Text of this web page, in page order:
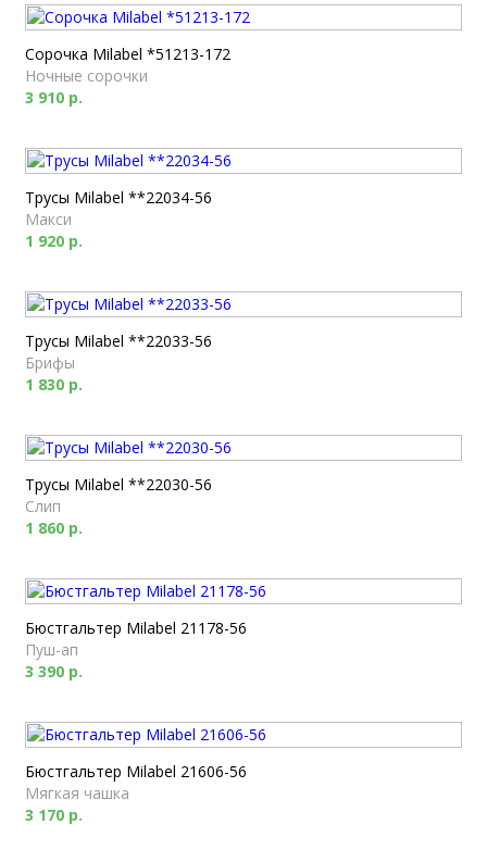
Сорочка Milabel *51213-172
Ночные сорочки
3 910 р.
Трусы Milabel **22034-56
Макси
1 920 р.
Трусы Milabel **22033-56
Брифы
1 830 р.
Трусы Milabel **22030-56
Слип
1 860 р.
Бюстгальтер Milabel 21178-56
Пуш-ап
3 390 р.
Бюстгальтер Milabel 21606-56
Мягкая чашка
3 170 р.